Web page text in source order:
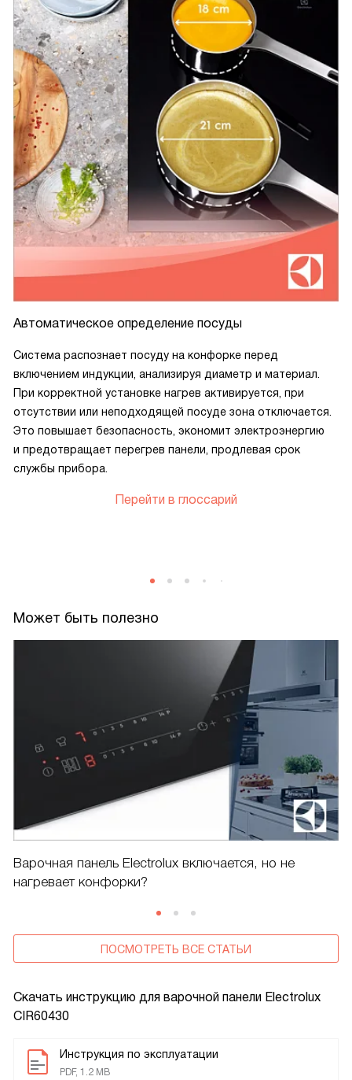
Скачать инструкцию для варочной панели Electrolux
CIR60430
Инструкция по эксплуатации
PDF, 1.2 MB
Автоматическое определение посуды
Система распознает посуду на конфорке перед
включением индукции, анализируя диаметр и материал.
При корректной установке нагрев активируется, при
отсутствии или неподходящей посуде зона отключается.
Это повышает безопасность, экономит электроэнергию
и предотвращает перегрев панели, продлевая срок
службы прибора.
Перейти в глоссарий
Может быть полезно
Варочная панель Electrolux включается, но не
нагревает конфорки?
ПОСМОТРЕТЬ ВСЕ СТАТЬИ